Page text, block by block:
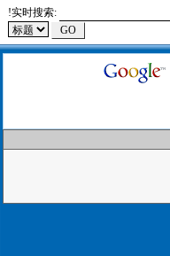
!实时搜索: